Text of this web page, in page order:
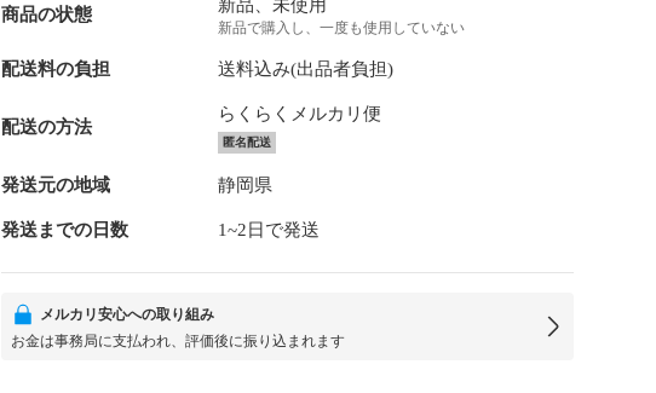
商品の状態 新品、未使用
新品で購入し、一度も使用していない
配送料の負担 送料込み(出品者負担)
配送の方法
らくらくメルカリ便
匿名配送
発送元の地域 静岡県
発送までの日数 1~2日で発送
メルカリ安心への取り組み
お金は事務局に支払われ、評価後に振り込まれます